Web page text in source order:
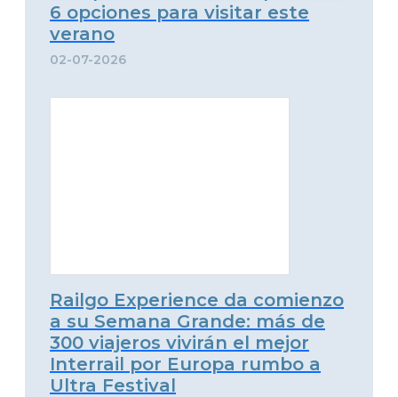
6 opciones para visitar este
verano
02-07-2026
Railgo Experience da comienzo
a su Semana Grande: más de
300 viajeros vivirán el mejor
Interrail por Europa rumbo a
Ultra Festival